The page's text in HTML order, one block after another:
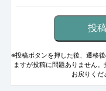
※投稿ボタンを押した後、遷移
ますが投稿に問題ありません
お戻りくだ